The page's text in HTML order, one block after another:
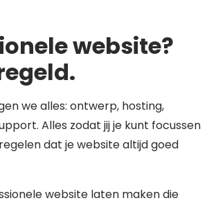
website?
we alles: ontwerp, hosting,
Alles zodat jij je kunt focussen
dat je website altijd goed
website laten maken die